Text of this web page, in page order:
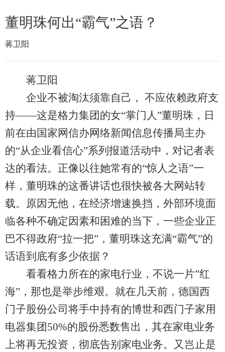
董明珠何出“霸气”之语？
蒋卫阳
蒋卫阳
企业不被淘汰须靠自己， 不应依赖政府支
持——这是格力集团的女“掌门人”董明珠，日
前在由国家网信办网络新闻信息传播局主办
的“从企业看信心”系列报道活动中，对记者表
达的看法。正像以往她常有的“惊人之语”一
样，董明珠的这番讲话也很快被各大网站转
载。原因无他，在经济增速换挡，外部环境面
临各种不确定因素和困难的当下，一些企业正
巴不得政府“拉一把”，董明珠这充满“霸气”的
话语到底有多少依据？
看看格力所在的家电行业，不说一片”红
海”，那也是举步维艰。就在几天前，德国西
门子股份公司将手中持有的博世和西门子家用
电器集团50%的股份悉数售出，其在家电业务
上将再无投资，彻底告别家电业务。又岂止是